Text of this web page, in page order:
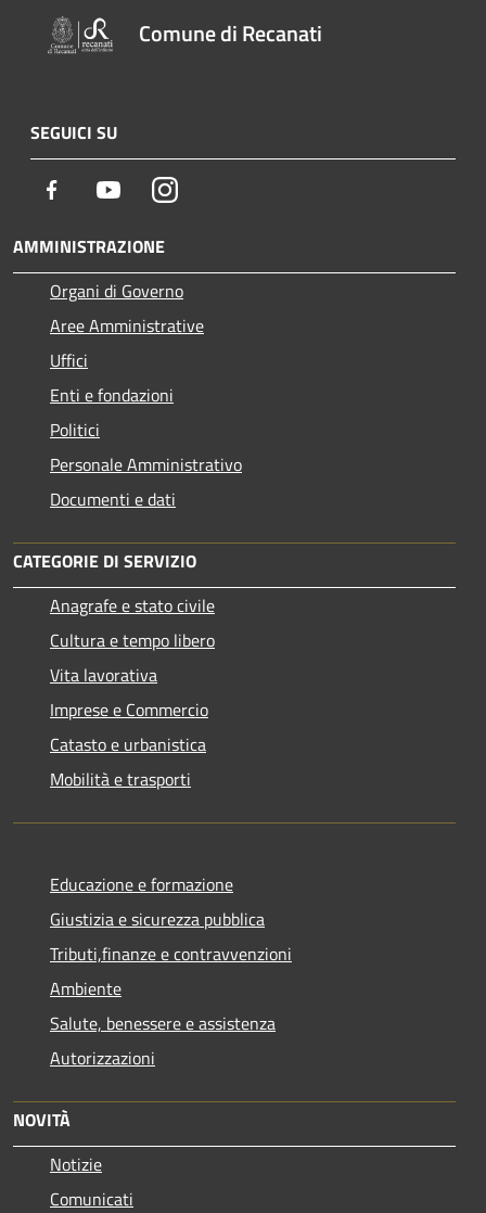
Comune di Recanati
SEGUICI SU
Facebook YoutubeInstagram
AMMINISTRAZIONE
Organi di Governo
Aree Amministrative
Uffici
Enti e fondazioni
Politici
Personale Amministrativo
Documenti e dati
CATEGORIE DI SERVIZIO
Anagrafe e stato civile
Cultura e tempo libero
Vita lavorativa
Imprese e Commercio
Catasto e urbanistica
Mobilità e trasporti
Educazione e formazione
Giustizia e sicurezza pubblica
Tributi,finanze e contravvenzioni
Ambiente
Salute, benessere e assistenza
Autorizzazioni
NOVITÀ
Notizie
Comunicati